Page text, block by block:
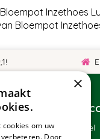
Inzethoes
Bloempot
Winkel
×
om uw
Door